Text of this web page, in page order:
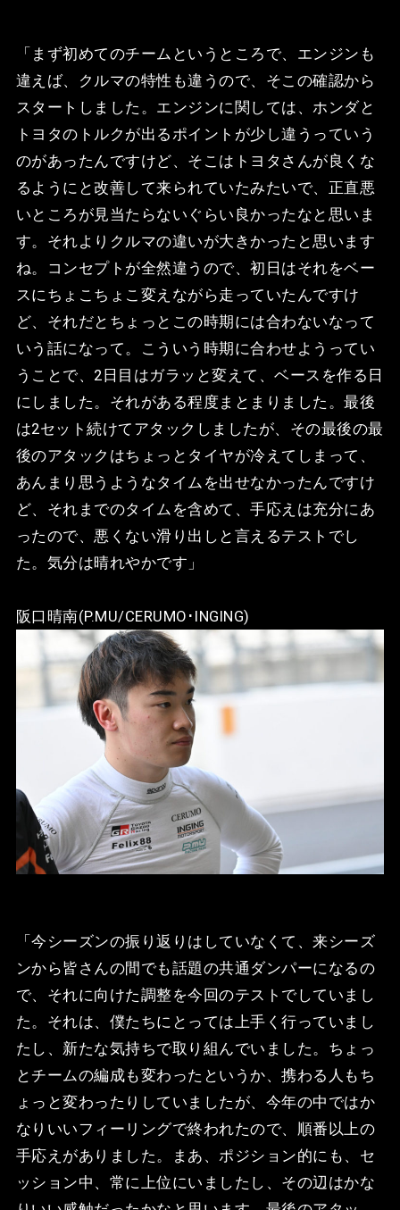
「まず初めてのチームというところで、エンジンも
違えば、クルマの特性も違うので、そこの確認から
スタートしました。エンジンに関しては、ホンダと
トヨタのトルクが出るポイントが少し違うっていう
のがあったんですけど、そこはトヨタさんが良くな
るようにと改善して来られていたみたいで、正直悪
いところが見当たらないぐらい良かったなと思いま
す。それよりクルマの違いが大きかったと思います
ね。コンセプトが全然違うので、初日はそれをベー
スにちょこちょこ変えながら走っていたんですけ
ど、それだとちょっとこの時期には合わないなって
いう話になって。こういう時期に合わせようってい
うことで、2日目はガラッと変えて、ベースを作る日
にしました。それがある程度まとまりました。最後
は2セット続けてアタックしましたが、その最後の最
後のアタックはちょっとタイヤが冷えてしまって、
あんまり思うようなタイムを出せなかったんですけ
ど、それまでのタイムを含めて、手応えは充分にあ
ったので、悪くない滑り出しと言えるテストでし
た。気分は晴れやかです」
阪口晴南(P.MU/CERUMO･INGING)
「今シーズンの振り返りはしていなくて、来シーズ
ンから皆さんの間でも話題の共通ダンパーになるの
で、それに向けた調整を今回のテストでしていまし
た。それは、僕たちにとっては上手く行っていまし
たし、新たな気持ちで取り組んでいました。ちょっ
とチームの編成も変わったというか、携わる人もち
ょっと変わったりしていましたが、今年の中ではか
なりいいフィーリングで終われたので、順番以上の
手応えがありました。まあ、ポジション的にも、セ
ッション中、常に上位にいましたし、その辺はかな